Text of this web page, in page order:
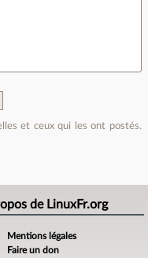
et ceux qui les ont postés.
de LinuxFr.org
Mentions légales
Faire un don